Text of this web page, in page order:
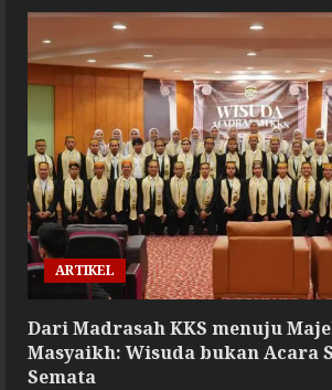
ARTIKEL
Dari Madrasah KKS menuju
Masyaikh: Wisuda bukan Acara
Semata